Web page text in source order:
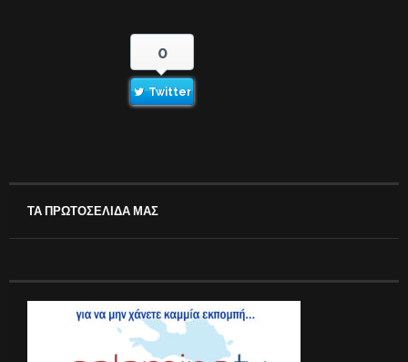
0
Twitter
ΤΑ ΠΡΩΤΟΣΕΛΙΔΑ ΜΑΣ